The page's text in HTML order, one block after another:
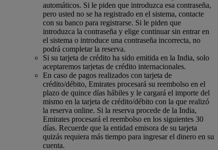
automáticos. Si le piden que introduzca esa contraseña,
pero usted no se ha registrado en el sistema, contacte
con su banco para registrarse. Si le piden que
introduzca la contraseña y elige continuar sin entrar en
el sistema o introduce una contraseña incorrecta, no
podrá completar la reserva.
Si su tarjeta de crédito ha sido emitida en la India, solo
aceptaremos tarjetas de crédito internacionales.
En caso de pagos realizados con tarjeta de
crédito/débito, Emirates procesará su reembolso en el
plazo de quince días hábiles y le cargará el importe del
mismo en la tarjeta de crédito/débito con la que realizó
la reserva online. Si la reserva procede de la India,
Emirates procesará el reembolso en los siguientes 30
días. Recuerde que la entidad emisora de su tarjeta
quizás requiera más tiempo para ingresar el dinero en su
cuenta.